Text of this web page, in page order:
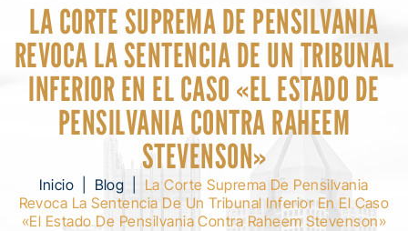
LA CORTE SUPREMA DE PENSILVANIA
REVOCA LA SENTENCIA DE UN TRIBUNAL
INFERIOR EN EL CASO «EL ESTADO DE
PENSILVANIA CONTRA RAHEEM
STEVENSON»
Inicio Blog
La Corte Suprema De Pensilvania
Revoca La Sentencia De Un Tribunal Inferior En El Caso
«El Estado De Pensilvania Contra Raheem Stevenson»